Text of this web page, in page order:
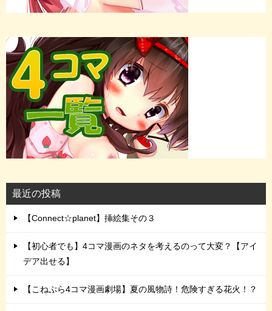
最近の投稿
【Connect☆planet】挿絵集その３
【初心者でも】4コマ漫画のネタを考えるのって大変？【アイ
デア出せる】
【こねぷら4コマ漫画劇場】夏の風物詩！危険すぎる花火！？